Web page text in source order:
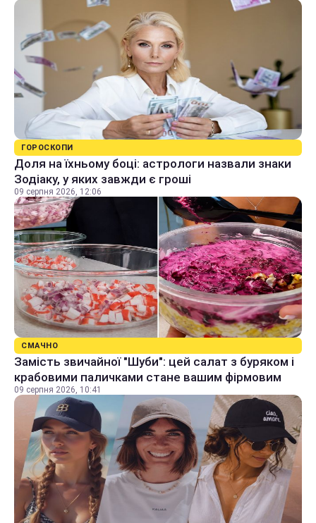
ГОРОСКОПИ
Доля на їхньому боці: астрологи назвали знаки
Зодіаку, у яких завжди є гроші
09 серпня 2026, 12:06
СМАЧНО
Замість звичайної "Шуби": цей салат з буряком і
крабовими паличками стане вашим фірмовим
09 серпня 2026, 10:41